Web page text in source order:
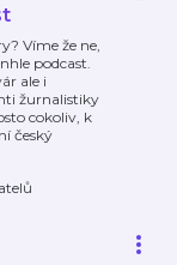
Víme že ne,
podcast.
ale i
žurnalistiky
cokoliv, k
český